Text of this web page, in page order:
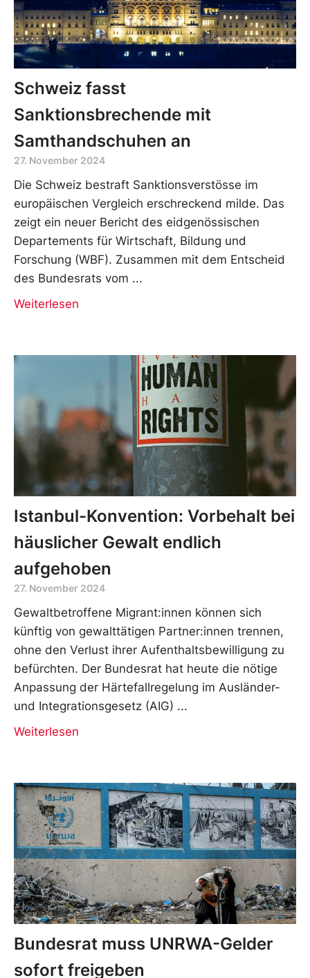
Schweiz fasst
Sanktionsbrechende mit
Samthandschuhen an
27. November 2024
Die Schweiz bestraft Sanktionsverstösse im
europäischen Vergleich erschreckend milde. Das
zeigt ein neuer Bericht des eidgenössischen
Departements für Wirtschaft, Bildung und
Forschung (WBF). Zusammen mit dem Entscheid
des Bundesrats vom
Weiterlesen
Istanbul-Konvention: Vorbehalt bei
häuslicher Gewalt endlich
aufgehoben
27. November 2024
Gewaltbetroffene Migrant:innen können sich
künftig von gewalttätigen Partner:innen trennen,
ohne den Verlust ihrer Aufenthaltsbewilligung zu
befürchten. Der Bundesrat hat heute die nötige
Anpassung der Härtefallregelung im Ausländer-
und Integrationsgesetz (AIG)
Weiterlesen
Bundesrat muss UNRWA-Gelder
sofort freigeben